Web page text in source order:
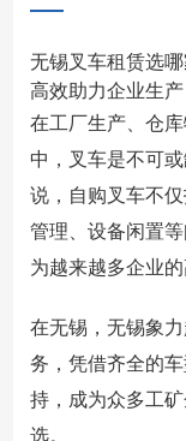
无锡叉车租赁选
高效助力企业生产
在工厂生产、仓
中，叉车是不可
说，自购叉车不
管理、设备闲置
为越来越多企业的
在无锡，无锡象
务，凭借齐全的
持，成为众多工
选。